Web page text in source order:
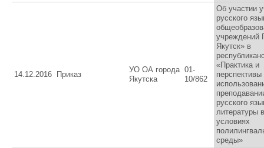
14.12.2016 Приказ
УО ОА города
Якутска
01-
10/862
Об участии
русского
учреждений
Якутск» в
«Практика и
перспективы
русского
литературы в
условиях
среды»